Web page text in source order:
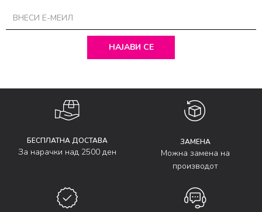
НАЈАВИ СЕ
БЕСПЛАТНА ДОСТАВА
За нарачки над 2500 ден
ЗАМЕНА
Можна замена на
производот